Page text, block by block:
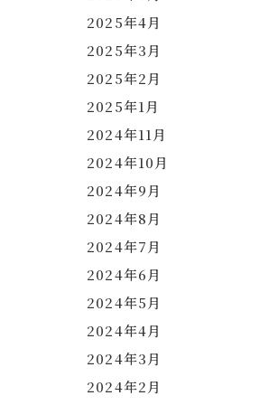
2025年4月
2025年3月
2025年2月
2025年1月
2024年11月
2024年10月
2024年9月
2024年8月
2024年7月
2024年6月
2024年5月
2024年4月
2024年3月
2024年2月